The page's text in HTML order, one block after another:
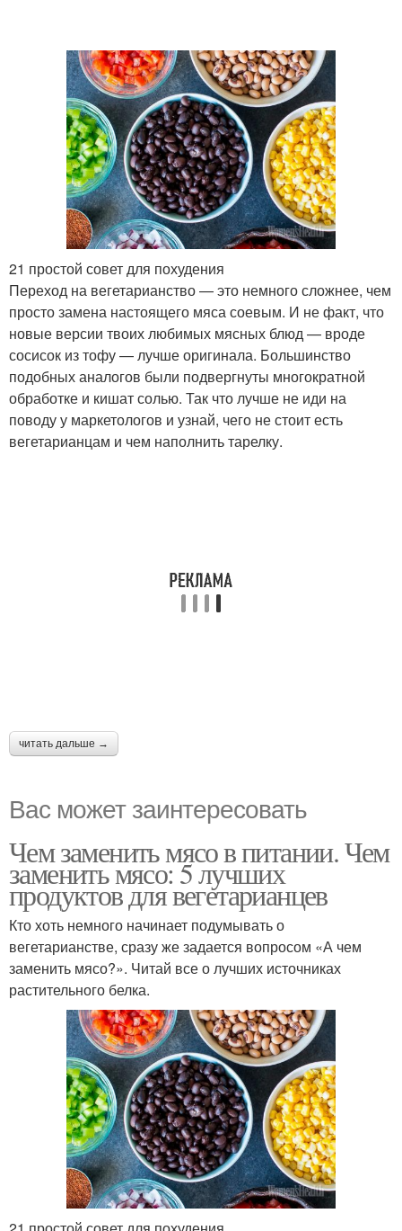
21 простой совет для похудения
Переход на вегетарианство — это немного сложнее, чем
просто замена настоящего мяса соевым. И не факт, что
новые версии твоих любимых мясных блюд — вроде
сосисок из тофу — лучше оригинала. Большинство
подобных аналогов были подвергнуты многократной
обработке и кишат солью. Так что лучше не иди на
поводу у маркетологов и узнай, чего не стоит есть
вегетарианцам и чем наполнить тарелку.
читать дальше →
Вас может заинтересовать
Чем заменить мясо в питании. Чем
заменить мясо: 5 лучших
продуктов для вегетарианцев
Кто хоть немного начинает подумывать о
вегетарианстве, сразу же задается вопросом «А чем
заменить мясо?». Читай все о лучших источниках
растительного белка.